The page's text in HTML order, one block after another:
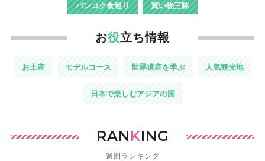
バンコク食巡り 買い物三昧
お役立ち情報
お土産 モデルコース 世界遺産を学ぶ 人気観光地
日本で楽しむアジアの国
RANKING
週間ランキング